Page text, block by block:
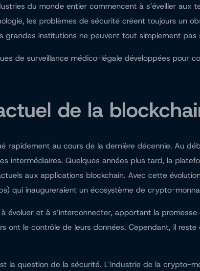
du monde entier commencent à s’éveiller
les problèmes de sécurité créent toujours un
grandes institutions ne peuvent tout simplement
de surveillance médico-légale développées
de la
rapidement au cours de la dernière décennie. Au
intermédiaires. Quelques années plus tard, la
aux applications blockchain. Avec cette
qui inaugureraient un écosystème de crypto-
évoluer et à s’interconnecter, apportant la
ont le contrôle de leurs données. Cependant, il
la question de la sécurité. L’industrie de la crypto-